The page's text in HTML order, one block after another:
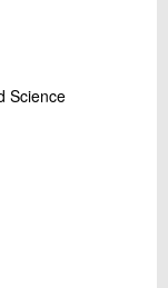
Science